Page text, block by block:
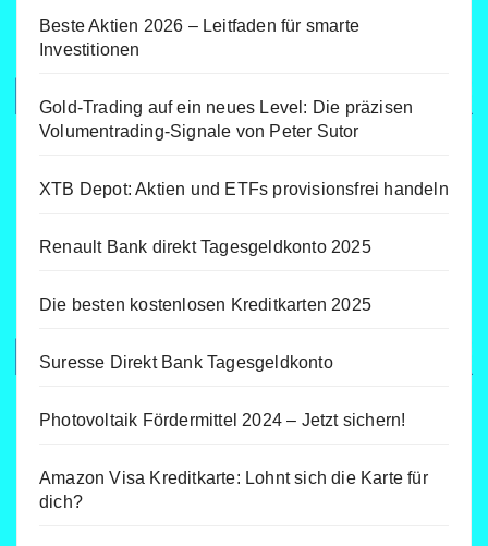
Beste Aktien 2026 – Leitfaden für smarte
Investitionen
Gold-Trading auf ein neues Level: Die präzisen
Volumentrading-Signale von Peter Sutor
XTB Depot: Aktien und ETFs provisionsfrei handeln
Renault Bank direkt Tagesgeldkonto 2025
Die besten kostenlosen Kreditkarten 2025
Suresse Direkt Bank Tagesgeldkonto
Photovoltaik Fördermittel 2024 – Jetzt sichern!
Amazon Visa Kreditkarte: Lohnt sich die Karte für
dich?